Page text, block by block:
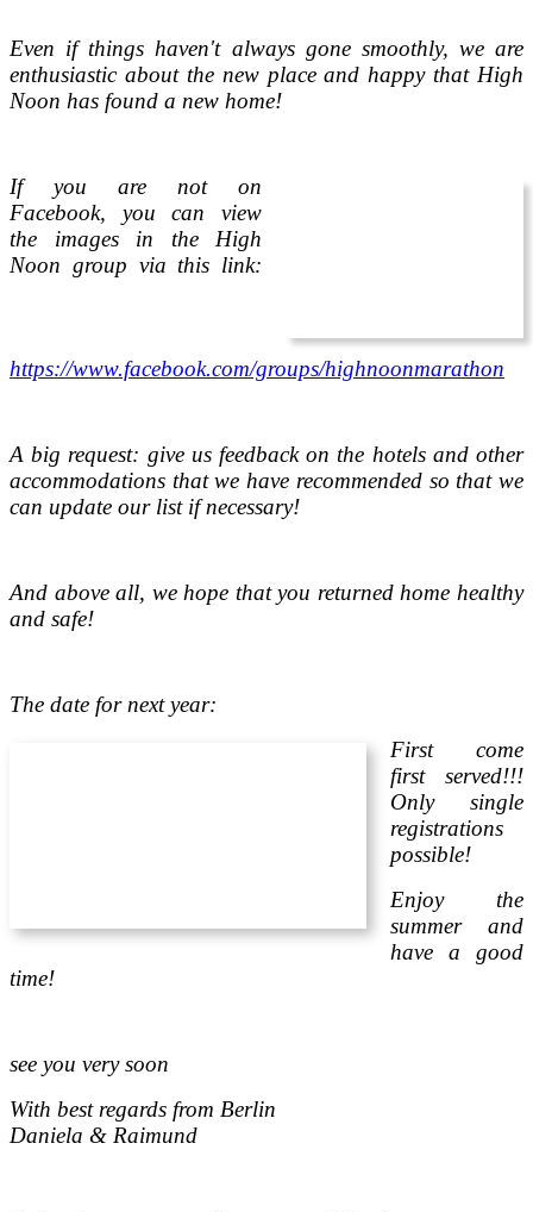
Even if things haven't always gone smoothly, we are
enthusiastic about the new place and happy that High
Noon has found a new home!
If you are not on
Facebook, you can view
the images in the High
Noon group via this link:
https://www.facebook.com/groups/highnoonmarathon
A big request: give us feedback on the hotels and other
accommodations that we have recommended so that we
can update our list if necessary!
And above all, we hope that you returned home healthy
and safe!
The date for next year:
First come
first served!!!
Only single
registrations
possible!
Enjoy the
summer and
have a good
time!
see you very soon
With best regards from Berlin
Daniela & Raimund